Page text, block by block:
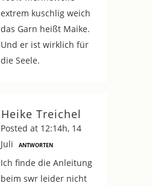
extrem kuschlig weich
das Garn heißt Maike.
Und er ist wirklich für
die Seele.
Heike Treichel
Posted at 12:14h, 14
Juli
ANTWORTEN
Ich finde die Anleitung
beim swr leider nicht